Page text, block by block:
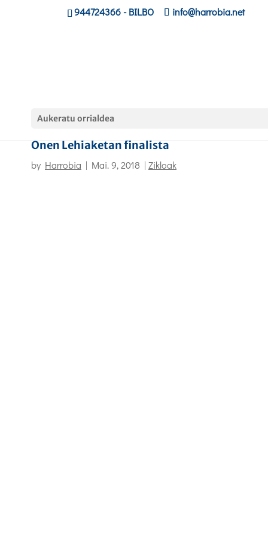
944724366- BILBO info@harrobia.net
Aukeratu orrialdea
Onen Lehiaketan finalista
by Harrobia | Mai. 9, 2018 | Zikloak